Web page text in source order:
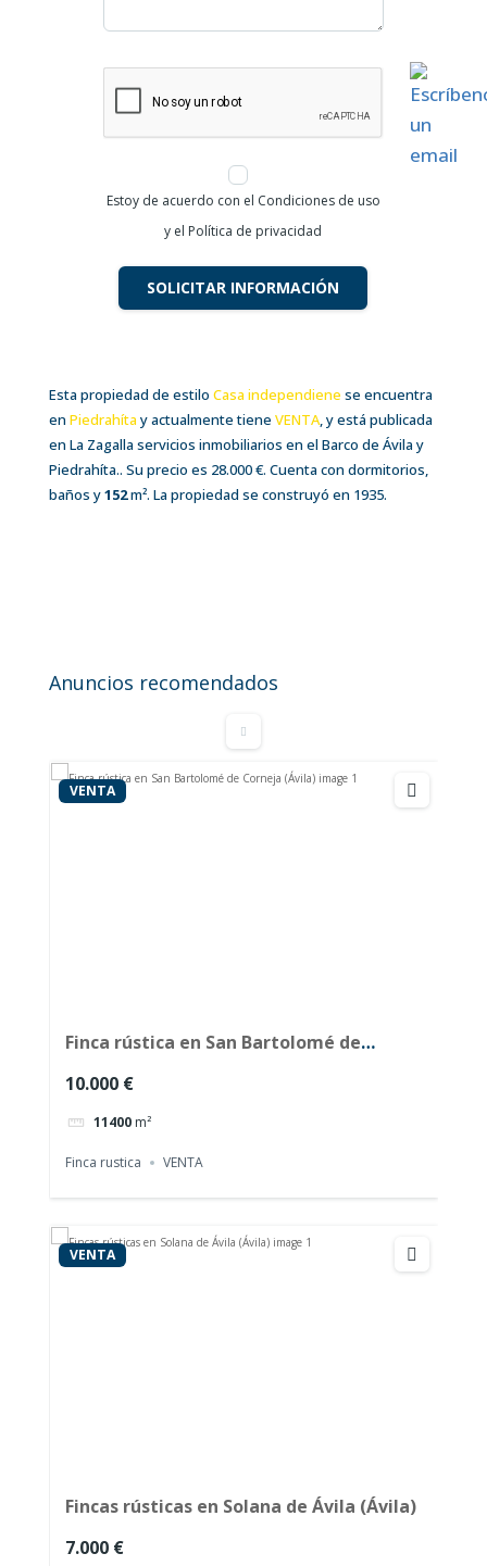
Estoy de acuerdo con el Condiciones de uso
y el Política de privacidad
SOLICITAR INFORMACIÓN
Esta propiedad de estilo Casa independiene se encuentra
en Piedrahíta y actualmente tiene VENTA, y está publicada
en La Zagalla servicios inmobiliarios en el Barco de Ávila y
Piedrahíta.. Su precio es 28.000 €. Cuenta con dormitorios,
baños y152m². La propiedad se construyó en 1935.
Anuncios recomendados
Terreno Urbano + Huerto Rústico en El
Nogal – Santiago del Collado (Ávila)
C. Nogal C, 20, 05592 Nogal, Ávila
Terreno Urbano VENTA
VENTA
Finca rústica en San Bartolomé de
10.000 €
11400 m²
Finca rustica VENTA
VENTA
Fincas rústicas en Solana de Ávila (Ávila)
7.000 €